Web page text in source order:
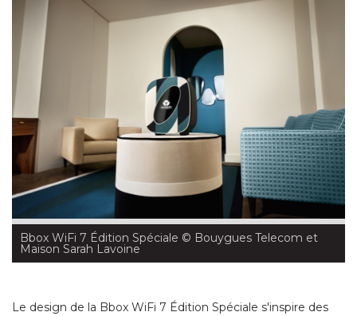
Bbox WiFi 7 Édition Spéciale © Bouygues Telecom et
Maison Sarah Lavoine
Le design de la Bbox WiFi 7 Édition Spéciale s'inspire des